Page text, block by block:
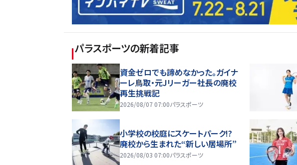
パラスポーツの新着記事
資金ゼロでも諦めなかった。ガイナ
ーレ鳥取・元Jリーガー社長の廃校
再生挑戦記
2026/08/07 07:00パラスポーツ
小学校の校庭にスケートパーク!?
廃校から生まれた“新しい居場所”
2026/08/03 07:00パラスポーツ